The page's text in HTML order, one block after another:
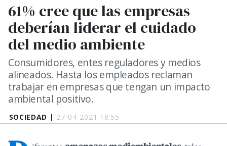
SOCIEDAD | 27-04-2021 18:55
61% cree que las empresas
deberían liderar el cuidado
del medio ambiente
Consumidores, entes reguladores y medios
alineados. Hasta los empleados reclaman
trabajar en empresas que tengan un impacto
ambiental positivo.